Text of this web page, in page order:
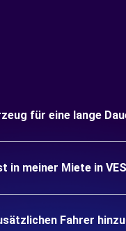
für eine lange
in meiner Miete in
Fahrer